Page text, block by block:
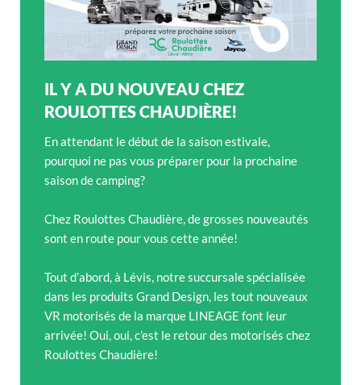
IL Y A DU NOUVEAU CHEZ
ROULOTTES CHAUDIÈRE!
En attendant le début de la saison estivale,
pourquoi ne pas vous préparer pour la prochaine
saison de camping?
Chez Roulottes Chaudière, de grosses nouveautés
sont en route pour vous cette année!
Tout d’abord, à Lévis, notre succursale spécialisée
dans les produits Grand Design, les tout nouveaux
VR motorisés de la marque LINEAGE font leur
arrivée! Oui, oui, c’est le retour des motorisés chez
Roulottes Chaudière!